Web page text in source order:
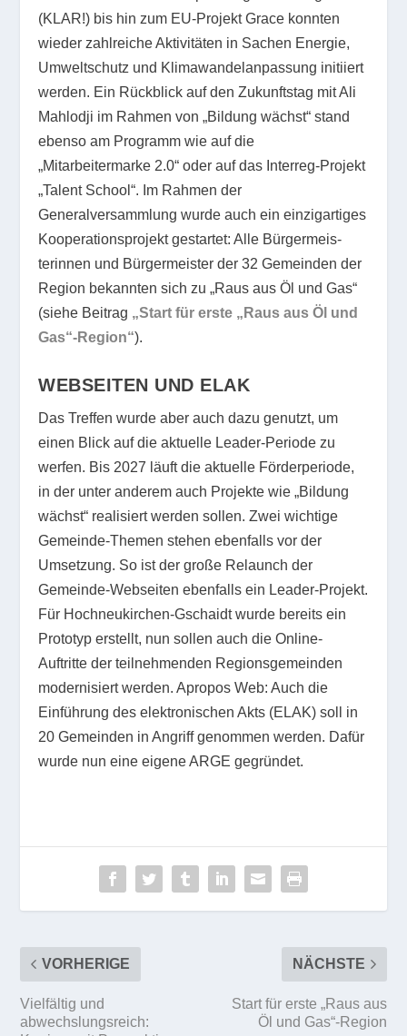
(KLAR!) bis hin zum EU-Projekt Grace konnten
wieder zahlreiche Aktivitäten in Sachen Energie,
Umweltschutz und Klimawandelanpassung initiiert
werden. Ein Rückblick auf den Zukunftstag mit Ali
Mahlodji im Rahmen von „Bildung wächst“ stand
ebenso am Programm wie auf die
„Mitarbeitermarke 2.0“ oder auf das Interreg-Projekt
„Talent School“. Im Rahmen der
Generalversammlung wurde auch ein einzigartiges
Kooperationsprojekt gestartet: Alle Bürgermeis-
terinnen und Bürgermeister der 32 Gemeinden der
Region bekannten sich zu „Raus aus Öl und Gas“
(siehe Beitrag „Start für erste „Raus aus Öl und
Gas“-Region“).
WEBSEITEN UND ELAK
Das Treffen wurde aber auch dazu genutzt, um
einen Blick auf die aktuelle Leader-Periode zu
werfen. Bis 2027 läuft die aktuelle Förderperiode,
in der unter anderem auch Projekte wie „Bildung
wächst“ realisiert werden sollen. Zwei wichtige
Gemeinde-Themen stehen ebenfalls vor der
Umsetzung. So ist der große Relaunch der
Gemeinde-Webseiten ebenfalls ein Leader-Projekt.
Für Hochneukirchen-Gschaidt wurde bereits ein
Prototyp erstellt, nun sollen auch die Online-
Auftritte der teilnehmenden Regionsgemeinden
modernisiert werden. Apropos Web: Auch die
Einführung des elektronischen Akts (ELAK) soll in
20 Gemeinden in Angriff genommen werden. Dafür
wurde nun eine eigene ARGE gegründet.
VORHERIGE
Vielfältig und
abwechslungsreich:
NÄCHSTE
Start für erste „Raus aus
Öl und Gas“-Region